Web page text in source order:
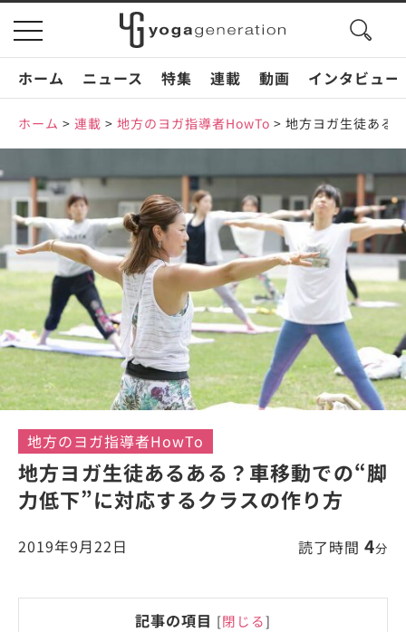
toggle
navigation
search
ホーム
ニュース 特集 連載 動画 インタビュー
ホーム > 連載 > 地方のヨガ指導者HowTo > 地方ヨガ生徒ある
地方のヨガ指導者HowTo
地方ヨガ生徒あるある？車移動での“脚
力低下”に対応するクラスの作り方
2019年9月22日 読了時間 4分
記事の項目 [閉じる]